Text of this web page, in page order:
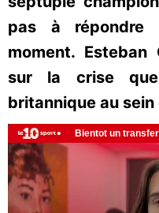
pas à répondre
moment. Esteban
sur la crise
britannique au